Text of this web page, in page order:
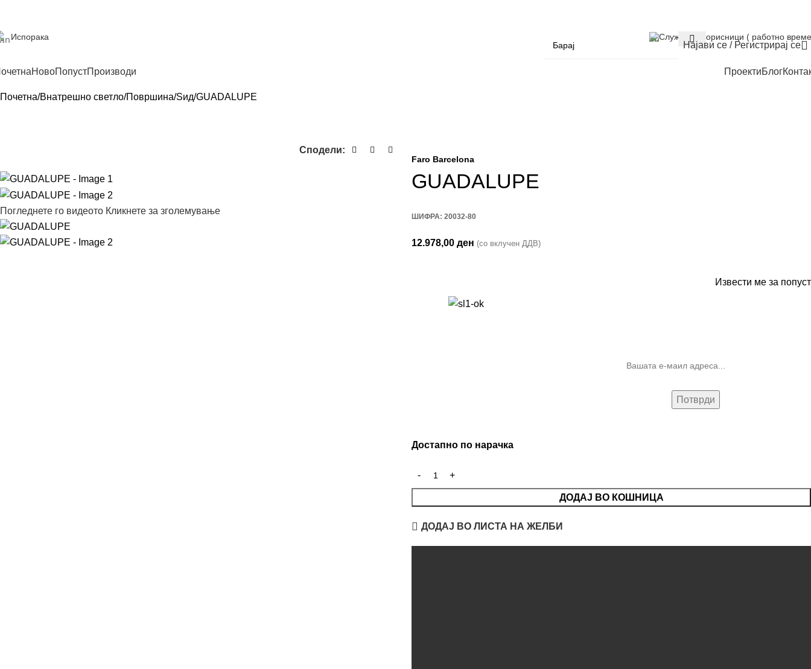
Испорака Служба за корисници ( работно
Најави се / Регистрирај се
НовоПопустПроизводи ПроектиБлог
Почетна Внатрешно светло Површина Sид GUADALUPE
Сподели:
Погледнете го видеото Кликнете за зголемување
Faro Barcelona
GUADALUPE
ШИФРА: 20032-80
12.978,00 ден (со вклучен ДДВ)
Извести ме за попуст
Достапно по нарачка
ДОДАЈ ВО КОШНИЦА
ДОДАЈ ВО ЛИСТА НА ЖЕЛБИ